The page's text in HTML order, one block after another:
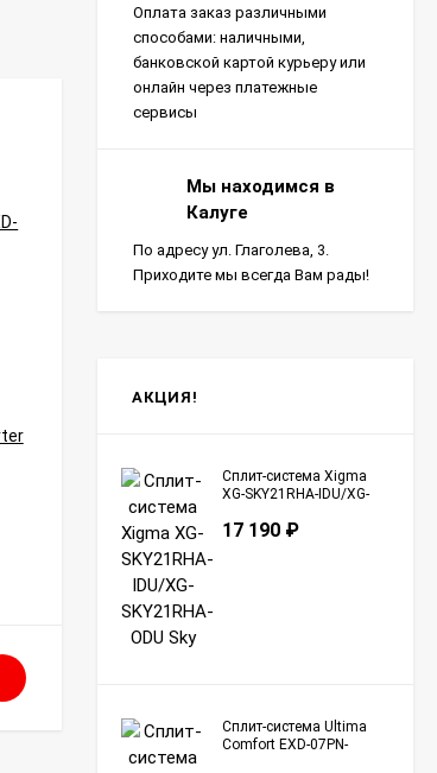
ROYAL SUPREMO NERO Full DC EU
Модель:
RCI-RSN40HN
Модель внутреннего блока: RCI-RSN40HN/IN
Модель наружного блока:
RCI-RSN40HN/OUT
Инверторная технология:
В НАЛИЧИИ
Оплата заказ различными
способами: наличными,
банковской картой курьеру или
онлайн через платежные
сервисы
Мы находимся в
Калуге
По адресу ул. Глаголева, 3.
Приходите мы всегда Вам рады!
АКЦИЯ!
Сплит-система Xigma
XG-SKY21RHA-IDU/XG-
17 190 ₽
Сплит-система Ultima
Comfort EXD-07PN-